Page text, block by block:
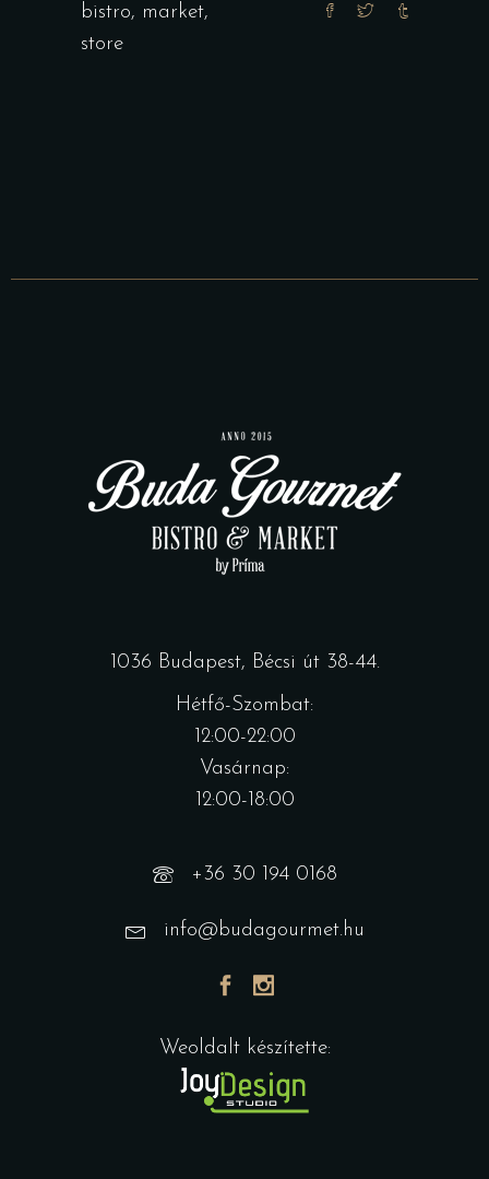
bistro, market,
store
1036 Budapest, Bécsi út 38-44.
Hétfő-Szombat:
12:00-22:00
Vasárnap:
12:00-18:00
+36 30 194 0168
info@budagourmet.hu
Weoldalt készítette: